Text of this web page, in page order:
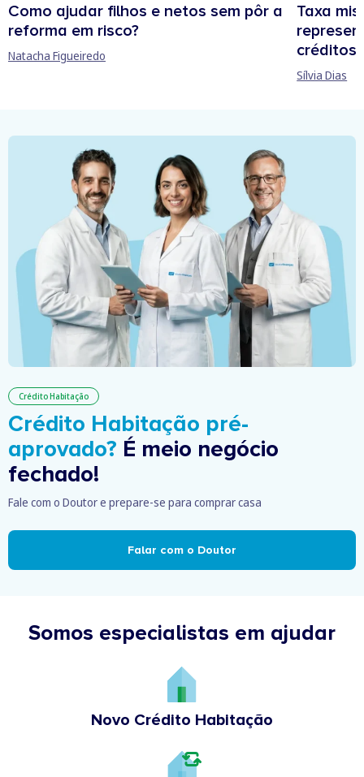
Como ajudar filhos e netos sem pôr a
reforma em risco?
Natacha Figueiredo
Taxa
créditos
Sílvia Dias
Crédito Habitação
Crédito Habitação pré-
aprovado? É meio negócio
fechado!
Fale com o Doutor e prepare-se para comprar casa
Falar com o Doutor
Somos especialistas em ajudar
Novo Crédito Habitação